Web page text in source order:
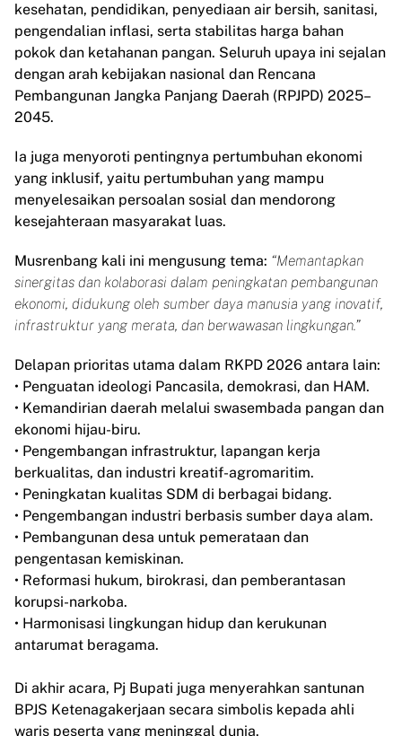
kesehatan, pendidikan, penyediaan air bersih, sanitasi,
pengendalian inflasi, serta stabilitas harga bahan
pokok dan ketahanan pangan. Seluruh upaya ini sejalan
dengan arah kebijakan nasional dan Rencana
Pembangunan Jangka Panjang Daerah (RPJPD) 2025–
2045.
Ia juga menyoroti pentingnya pertumbuhan ekonomi
yang inklusif, yaitu pertumbuhan yang mampu
menyelesaikan persoalan sosial dan mendorong
kesejahteraan masyarakat luas.
Musrenbang kali ini mengusung tema: “Memantapkan
sinergitas dan kolaborasi dalam peningkatan pembangunan
ekonomi, didukung oleh sumber daya manusia yang inovatif,
infrastruktur yang merata, dan berwawasan lingkungan.”
Delapan prioritas utama dalam RKPD 2026 antara lain:
• Penguatan ideologi Pancasila, demokrasi, dan HAM.
• Kemandirian daerah melalui swasembada pangan dan
ekonomi hijau-biru.
• Pengembangan infrastruktur, lapangan kerja
berkualitas, dan industri kreatif-agromaritim.
• Peningkatan kualitas SDM di berbagai bidang.
• Pengembangan industri berbasis sumber daya alam.
• Pembangunan desa untuk pemerataan dan
pengentasan kemiskinan.
• Reformasi hukum, birokrasi, dan pemberantasan
korupsi-narkoba.
• Harmonisasi lingkungan hidup dan kerukunan
antarumat beragama.
Di akhir acara, Pj Bupati juga menyerahkan santunan
BPJS Ketenagakerjaan secara simbolis kepada ahli
waris peserta yang meninggal dunia.